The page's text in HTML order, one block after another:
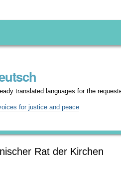
translated languages for the
for justice and peace
Rat der Kirchen